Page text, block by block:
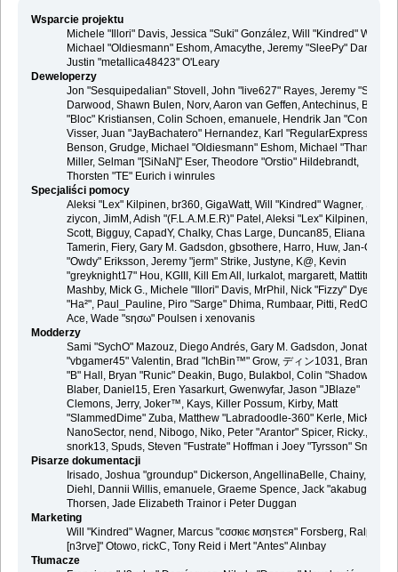
Wsparcie projektu
Michele "Illori" Davis, Jessica "Suki" González, Will "Kindred"
Michael "Oldiesmann" Eshom, Amacythe, Jeremy "SleePy" Darwood
Justin "metallica48423" O'Leary
Deweloperzy
Jon "Sesquipedalian" Stovell, John "live627" Rayes, Jeremy
Darwood, Shawn Bulen, Norv, Aaron van Geffen, Antechinus, Bjoern
"Bloc" Kristiansen, Colin Schoen, emanuele, Hendrik Jan "Compuart"
Visser, Juan "JayBachatero" Hernandez, Karl "RegularExpression"
Benson, Grudge, Michael "Oldiesmann" Eshom, Michael "Thantos"
Miller, Selman "[SiNaN]" Eser, Theodore "Orstio" Hildebrandt,
Thorsten "TE" Eurich i winrules
Specjaliści pomocy
Aleksi "Lex" Kilpinen, br360, GigaWatt, Will "Kindred" Wagner, Steve,
ziycon, JimM, Adish "(F.L.A.M.E.R)" Patel, Aleksi "Lex" Kilpinen, Ben
Scott, Bigguy, CapadY, Chalky, Chas Large, Duncan85, Eliana
Tamerin, Fiery, Gary M. Gadsdon, gbsothere, Harro, Huw, Jan-Olof
"Owdy" Eriksson, Jeremy "jerm" Strike, Justyne, K@, Kevin
"greyknight17" Hou, KGIII, Kill Em All, lurkalot, margarett, Mattitude,
Mashby, Mick G., Michele "Illori" Davis, MrPhil, Nick "Fizzy" Dyer, Nick
"Ha²", Paul_Pauline, Piro "Sarge" Dhima, Rumbaar, Pitti, RedOne, S-
Ace, Wade "sησω" Poulsen i xenovanis
Modderzy
Sami "SychO" Mazouz, Diego Andrés, Gary M. Gadsdon, Jonathan
"vbgamer45" Valentin, Brad "IchBin™" Grow, ディン1031, Brannon
"B" Hall, Bryan "Runic" Deakin, Bugo, Bulakbol, Colin "Shadow82x"
Blaber, Daniel15, Eren Yasarkurt, Gwenwyfar, Jason "JBlaze"
Clemons, Jerry, Joker™, Kays, Killer Possum, Kirby, Matt
"SlammedDime" Zuba, Matthew "Labradoodle-360" Kerle, Mick.,
NanoSector, nend, Nibogo, Niko, Peter "Arantor" Spicer, Ricky.,
snork13, Spuds, Steven "Fustrate" Hoffman i Joey "Tyrsson" Smith
Pisarze dokumentacji
Irisado, Joshua "groundup" Dickerson, AngellinaBelle, Chainy,
Diehl, Dannii Willis, emanuele, Graeme Spence, Jack "akabugeyes"
Thorsen, Jade Elizabeth Trainor i Peter Duggan
Marketing
Will "Kindred" Wagner, Marcus "cσσкιє мσηѕтєя" Forsberg, Ralph "
[n3rve]" Otowo, rickC, Tony Reid i Mert "Antes" Alınbay
Tłumacze